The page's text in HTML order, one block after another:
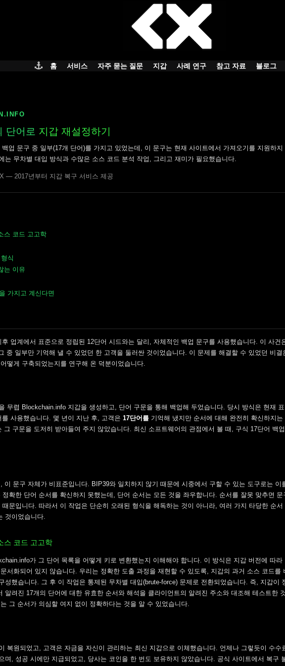
홈 서비스 자주 묻는 질문 지갑 사례 연구 참고 자료 블로그
단어로 지갑 재설정하기
업 문구 중 일부(17개 단어)를 가지고 있었는데, 이 문구는 현재 사이트에서 가져오기를 지원하지
는 무차별 대입 방식과 수많은 소스 코드 분석 작업, 그리고 재미가 필요했습니다.
— 2017년부터 지갑 복구 서비스 제공
스 코드 고고학
식
는 이유
가지고 계신다면
업계에서 표준으로 정립된 12단어 시드와는 달리, 자체적인 백업 문구를 사용했습니다. 이 사건
중 일부만 기억해 낼 수 있었던 한 고객을 둘러싼 것이었습니다. 이 문제를 해결할 수 있었던 비결
떻게 구축되었는지를 연구해 온 덕분이었습니다.
무렵 Blockchain.info 지갑을 생성하고, 단어 구문을 통해 백업해 두었습니다. 당시 방식은 현재
사용했습니다. 몇 년이 지난 후, 고객은 17단어를 기억해 냈지만 순서에 대해 완전히 확신하지는
그 구문을 도저히 받아들여 주지 않았습니다. 최신 소프트웨어의 관점에서 볼 때, 구식 17단어 백
이 문구 자체가 비표준입니다. BIP39와 일치하지 않기 때문에 시중에서 구할 수 있는 도구로는 이
확한 단어 순서를 확신하지 못했는데, 단어 순서는 모든 것을 좌우합니다. 순서를 잘못 맞추면 문
문입니다. 따라서 이 작업은 단순히 오래된 형식을 해독하는 것이 아니라, 여러 가지 타당한 순서
것이었습니다.
스 코드 고고학
가 그 단어 목록을 어떻게 키로 변환했는지 이해해야 합니다. 이 방식은 지갑 버전에 따라
서화되어 있지 않습니다. 우리는 정확한 도출 과정을 재현할 수 있도록, 지갑의 과거 소스 코드를
성했습니다. 그 후 이 작업은 통제된 무차별 대입(brute-force) 문제로 전환되었습니다. 즉, 지갑이
알려진 17개의 단어에 대한 유효한 순서와 해석을 클라이언트의 알려진 주소와 대조해 테스트한
그 순서가 의심할 여지 없이 정확하다는 것을 알 수 있었습니다.
복원되었고, 고객은 자금을 자신이 관리하는 최신 지갑으로 이체했습니다. 언제나 그렇듯이 수수
며, 성공 시에만 지급되었고, 당사는 코인을 한 번도 보유하지 않았습니다. 공식 사이트에서 복구